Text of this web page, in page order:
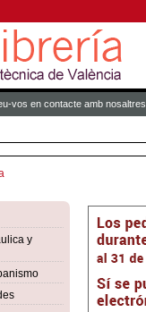
vos en contacte amb nosaltres
y